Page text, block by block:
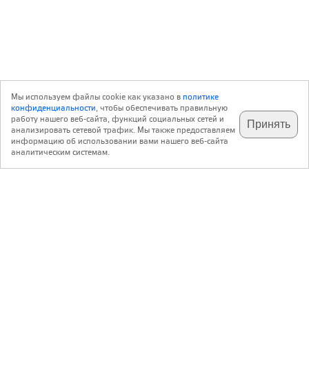
подпишитесь на наш
телеграм @archi_ru
✕
с 20 июля 1999 г.
Мы используем файлы cookie как указано вполитике
конфиденциальности, чтобы обеспечивать правильную
работу нашего веб-сайта, функций социальных сетей и
анализировать сетевой трафик. Мы также предоставляем
информацию об использовании вами нашего веб-сайта
аналитическим системам.
Принять